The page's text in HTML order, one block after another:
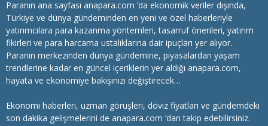
Paranın ana sayfası anapara.com ’da ekonomik veriler dışında,
Türkiye ve dünya gündeminden en yeni ve özel haberleriyle
yatırımcılara para kazanma yöntemleri, tasarruf önerileri, yatırım
fikirleri ve para harcama ustalıklarına dair ipuçları yer alıyor.
Paranın merkezinden dünya gündemine, piyasalardan yaşam
trendlerine kadar en güncel içeriklerin yer aldığı anapara.com,
hayata ve ekonomiye bakışınızı değiştirecek…
Ekonomi haberleri, uzman görüşleri, döviz fiyatları ve gündemdeki
son dakika gelişmelerini de anapara.com ‘dan takip edebilirsiniz.